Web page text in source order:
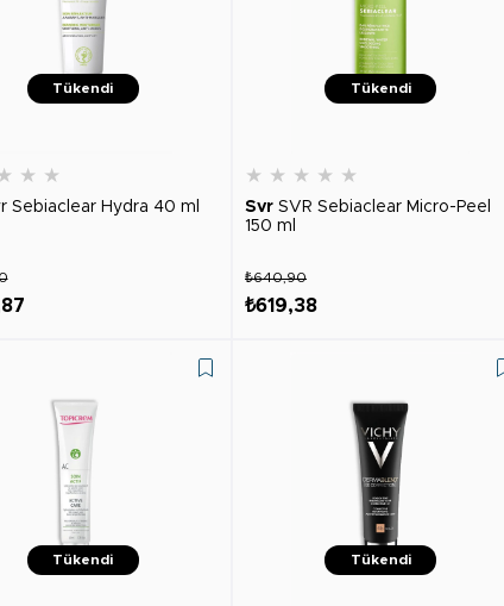
Tükendi
★ ★
Sebiaclear Hydra 40 ml
Tükendi
★ ★ ★ ★ ★
Svr SVR Sebiaclear Micro-Peel
150 ml
₺619,38
₺640,90
Tükendi Tükendi